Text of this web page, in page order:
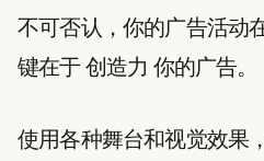
不可否认，你的广告活动
键在于创造力 你的广告。
使用各种舞台和视觉效果